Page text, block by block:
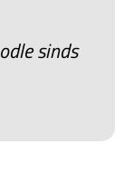
sinds